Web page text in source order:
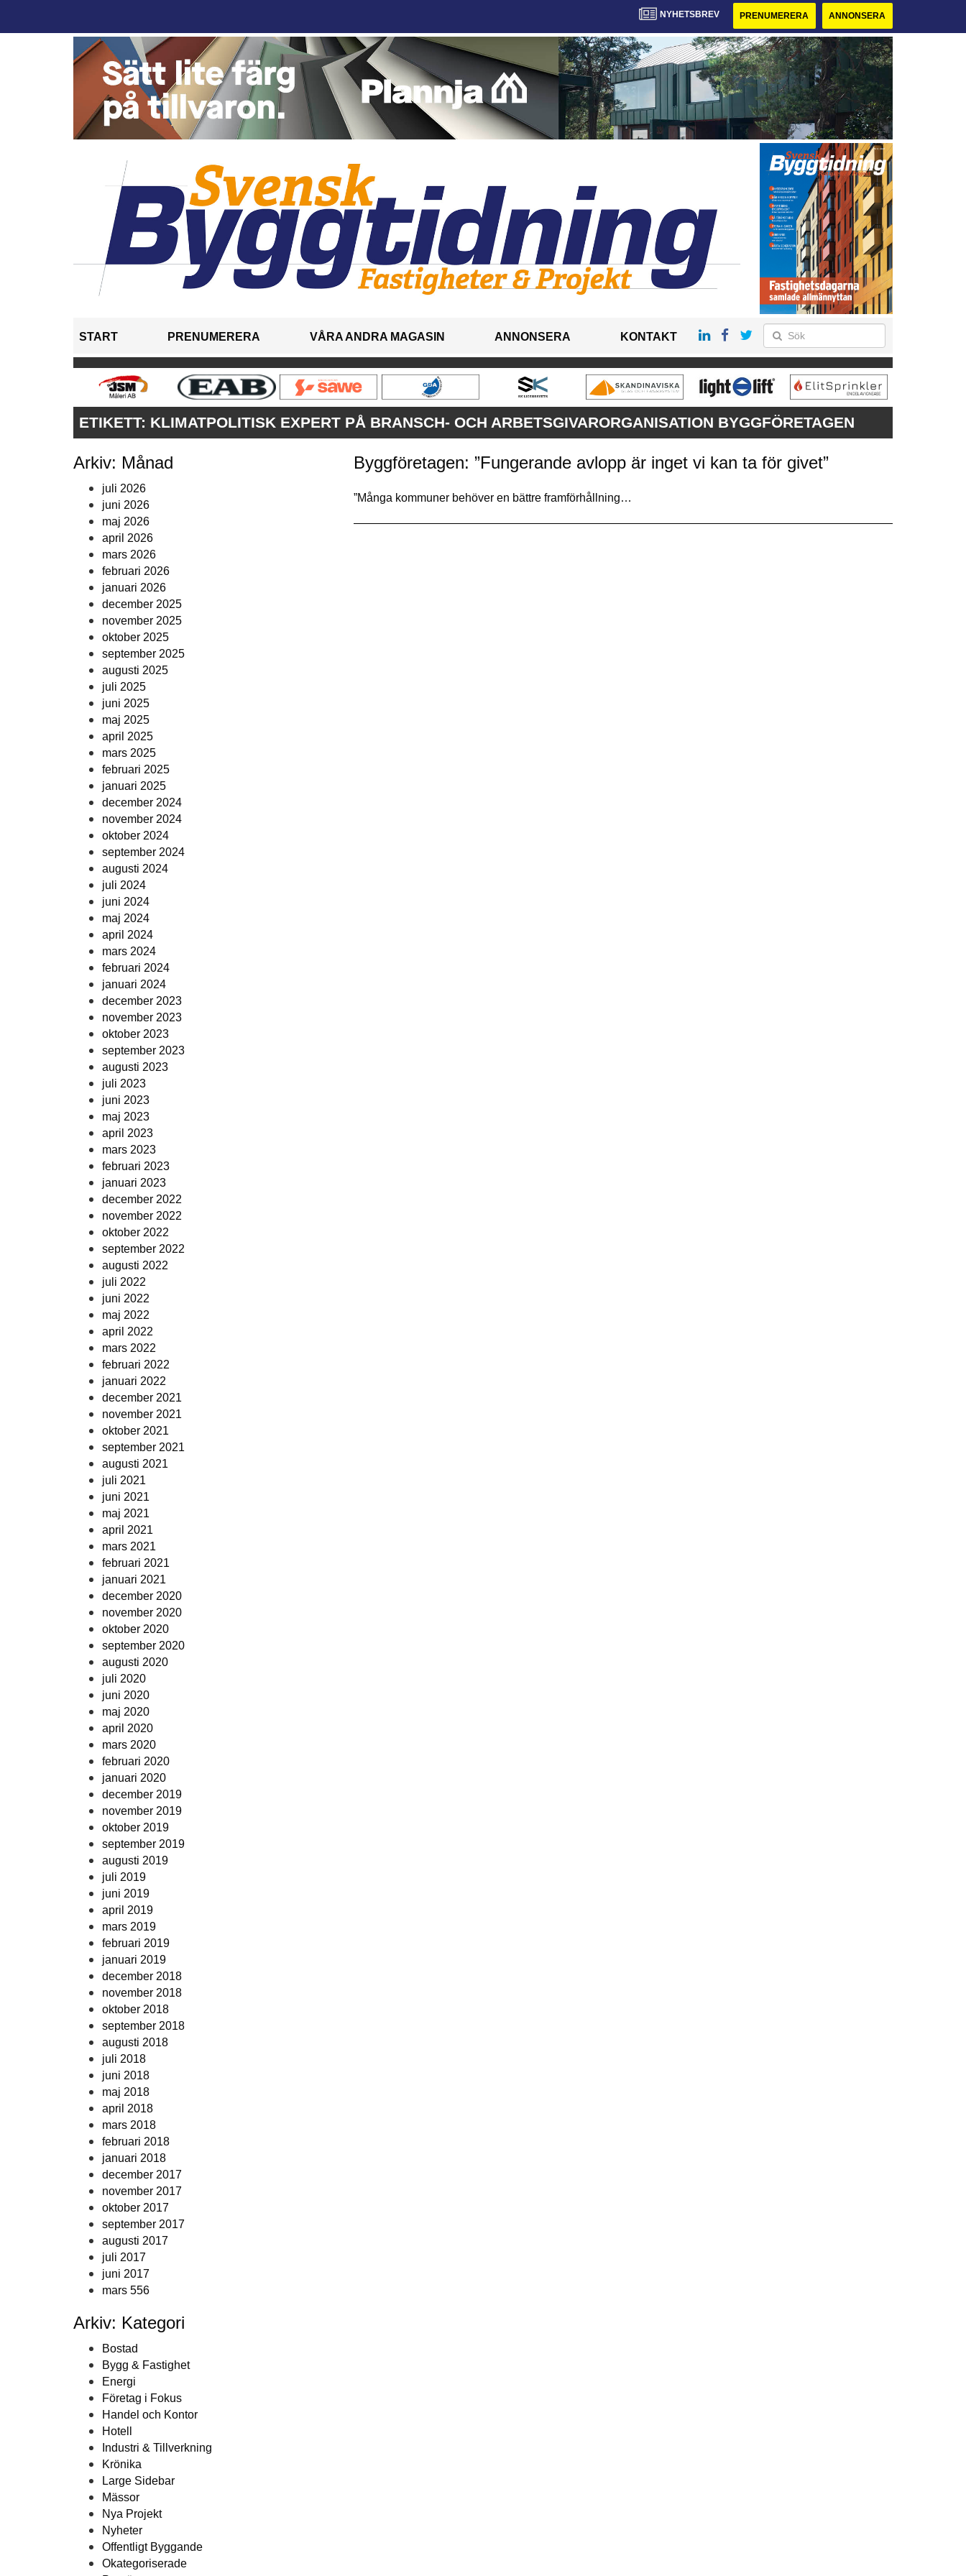
NYHETSBREV PRENUMERERA ANNONSERA
START PRENUMERERA VÅRA ANDRA MAGASIN ANNONSERA KONTAKT
ETIKETT: KLIMATPOLITISK EXPERT PÅ BRANSCH- OCH ARBETSGIVARORGANISATION BYGGFÖRETAGEN
Arkiv: Månad
juli 2026
juni 2026
maj 2026
april 2026
mars 2026
februari 2026
januari 2026
december 2025
november 2025
oktober 2025
september 2025
augusti 2025
juli 2025
juni 2025
maj 2025
april 2025
mars 2025
februari 2025
januari 2025
december 2024
november 2024
oktober 2024
september 2024
augusti 2024
juli 2024
juni 2024
maj 2024
april 2024
mars 2024
februari 2024
januari 2024
december 2023
november 2023
oktober 2023
september 2023
augusti 2023
juli 2023
juni 2023
maj 2023
april 2023
mars 2023
februari 2023
januari 2023
december 2022
november 2022
oktober 2022
september 2022
augusti 2022
juli 2022
juni 2022
maj 2022
april 2022
mars 2022
februari 2022
januari 2022
december 2021
november 2021
oktober 2021
september 2021
augusti 2021
juli 2021
juni 2021
maj 2021
april 2021
mars 2021
februari 2021
januari 2021
december 2020
november 2020
oktober 2020
september 2020
augusti 2020
juli 2020
juni 2020
maj 2020
april 2020
mars 2020
februari 2020
januari 2020
december 2019
november 2019
oktober 2019
september 2019
augusti 2019
juli 2019
juni 2019
april 2019
mars 2019
februari 2019
januari 2019
december 2018
november 2018
oktober 2018
september 2018
augusti 2018
juli 2018
juni 2018
maj 2018
april 2018
mars 2018
februari 2018
januari 2018
december 2017
november 2017
oktober 2017
september 2017
augusti 2017
juli 2017
juni 2017
mars 556
Arkiv: Kategori
Bostad
Bygg & Fastighet
Energi
Företag i Fokus
Handel och Kontor
Hotell
Industri & Tillverkning
Krönika
Large Sidebar
Mässor
Nya Projekt
Nyheter
Offentligt Byggande
Okategoriserade
Byggföretagen: ”Fungerande avlopp är inget vi kan ta för givet”
”Många kommuner behöver en bättre framförhållning…